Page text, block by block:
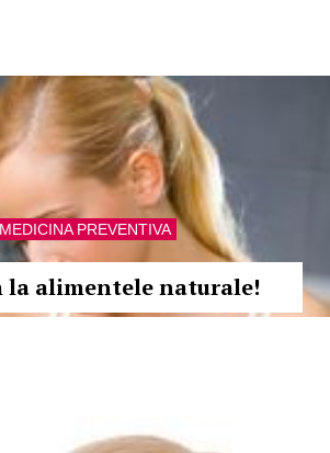
MEDICINA PREVENTIVA
la alimentele naturale!